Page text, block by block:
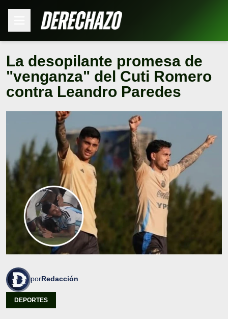
La desopilante promesa de
"venganza" del Cuti Romero
contra Leandro Paredes
porRedacción
DEPORTES